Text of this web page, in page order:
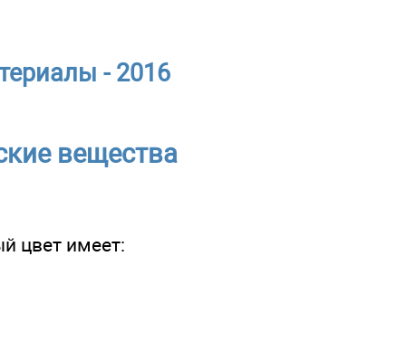
- 2016
вещества
цвет имеет: